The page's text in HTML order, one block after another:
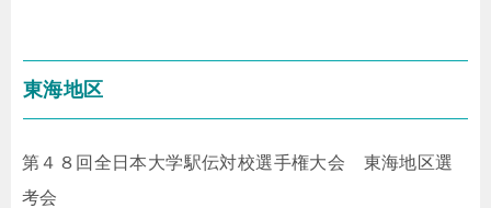
東海地区
第４８回全日本大学駅伝対校選手権大会 東海地区選
考会